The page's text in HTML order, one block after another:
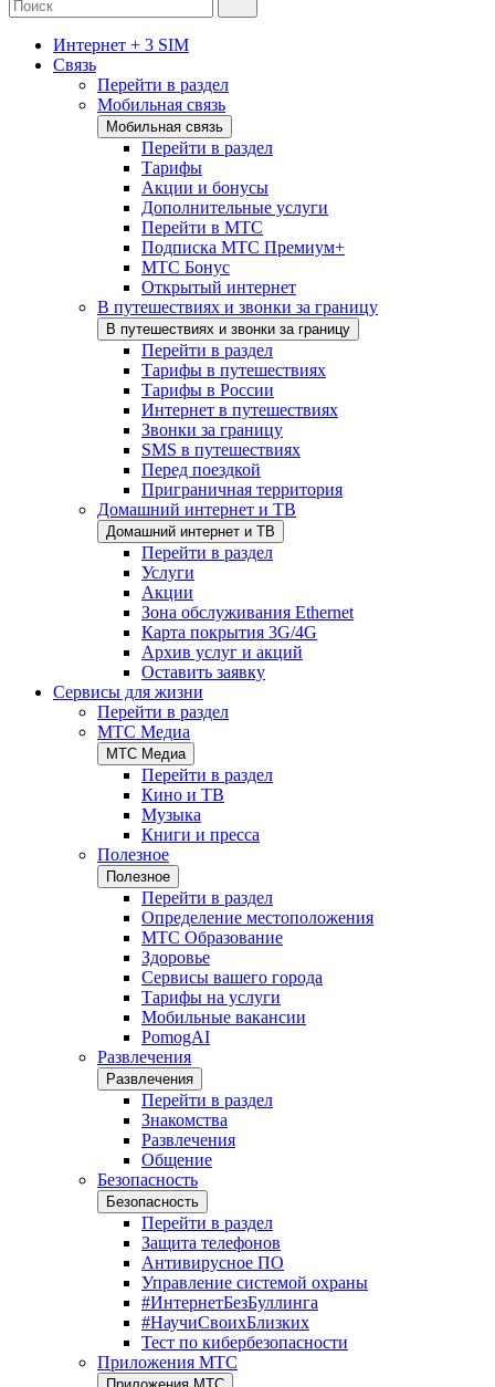
Интернет + 3 SIM
Связь
Перейти в раздел
Мобильная связь
Мобильная связь
Перейти в раздел
Тарифы
Акции и бонусы
Дополнительные услуги
Перейти в МТС
Подписка МТС Премиум+
МТС Бонус
Открытый интернет
В путешествиях и звонки за границу
В путешествиях и звонки за границу
Перейти в раздел
Тарифы в путешествиях
Тарифы в России
Интернет в путешествиях
Звонки за границу
SMS в путешествиях
Перед поездкой
Приграничная территория
Домашний интернет и ТВ
Домашний интернет и ТВ
Перейти в раздел
Услуги
Акции
Зона обслуживания Ethernet
Карта покрытия 3G/4G
Архив услуг и акций
Оставить заявку
Сервисы для жизни
Перейти в раздел
МТС Медиа
МТС Медиа
Перейти в раздел
Кино и ТВ
Музыка
Книги и пресса
Полезное
Полезное
Перейти в раздел
Определение местоположения
МТС Образование
Здоровье
Сервисы вашего города
Тарифы на услуги
Мобильные вакансии
PomogAI
Развлечения
Развлечения
Перейти в раздел
Знакомства
Развлечения
Общение
Безопасность
Безопасность
Перейти в раздел
Защита телефонов
Антивирусное ПО
Управление системой охраны
#ИнтернетБезБуллинга
#НаучиСвоихБлизких
Тест по кибербезопасности
Приложения МТС